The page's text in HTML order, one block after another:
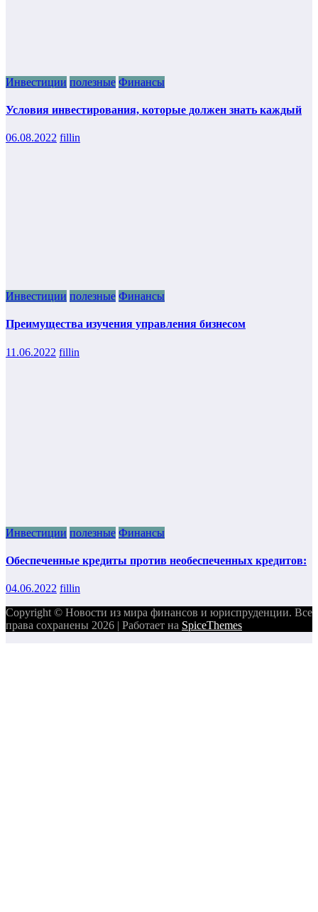
Инвестиции полезные Финансы
Условия инвестирования, которые должен знать каждый
06.08.2022 fillin
Инвестиции полезные Финансы
Преимущества изучения управления бизнесом
11.06.2022 fillin
Инвестиции полезные Финансы
Обеспеченные кредиты против необеспеченных кредитов:
04.06.2022 fillin
Copyright © Новости из мира финансов и юриспруденции. Все
права сохранены 2026 | Работает на SpiceThemes